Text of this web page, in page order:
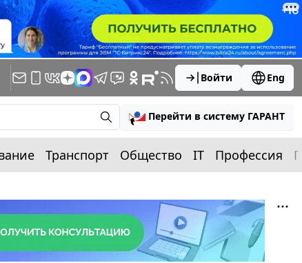
Войти Eng
Перейти в систему ГАРАНТ
Транспорт Общество IT Профессия